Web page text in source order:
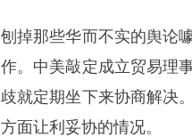
刨掉那些华而不实的舆论
作。中美敲定成立贸易理
歧就定期坐下来协商解决
方面让利妥协的情况。